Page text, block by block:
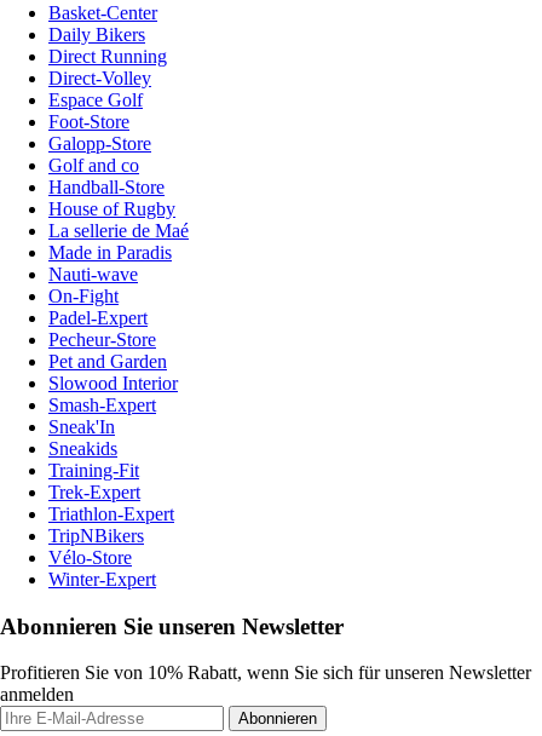
Basket-Center
Daily Bikers
Direct Running
Direct-Volley
Espace Golf
Foot-Store
Galopp-Store
Golf and co
Handball-Store
House of Rugby
La sellerie de Maé
Made in Paradis
Nauti-wave
On-Fight
Padel-Expert
Pecheur-Store
Pet and Garden
Slowood Interior
Smash-Expert
Sneak'In
Sneakids
Training-Fit
Trek-Expert
Triathlon-Expert
TripNBikers
Vélo-Store
Winter-Expert
Abonnieren Sie unseren Newsletter
Profitieren Sie von 10% Rabatt, wenn Sie sich für unseren Newsletter
anmelden
Abonnieren